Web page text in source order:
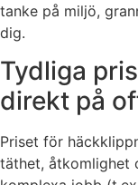
tanke på miljö,
dig.
Tydliga
direkt på
Priset för
täthet, åtkomlighet